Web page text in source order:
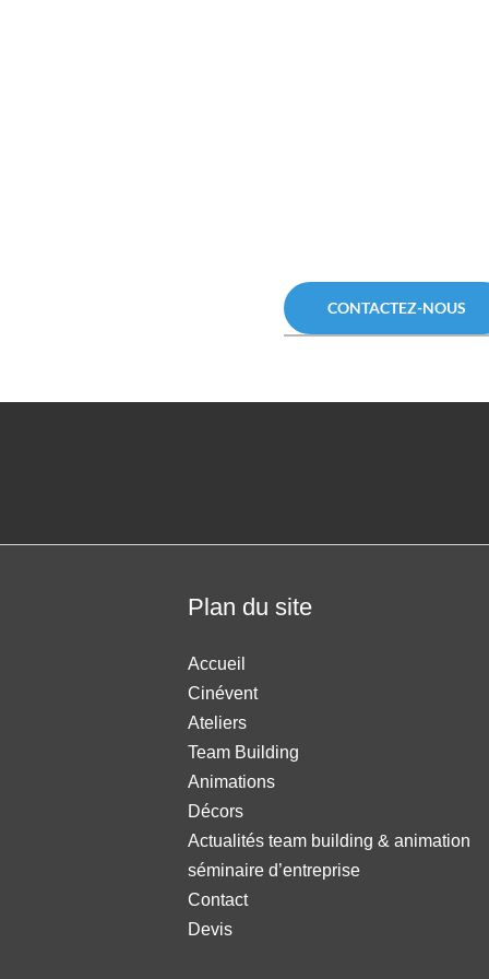
CONTACTEZ-NOUS
Plan du site
Accueil
Cinévent
Ateliers
Team Building
Animations
Décors
Actualités team building & animation
séminaire d’entreprise
Contact
Devis